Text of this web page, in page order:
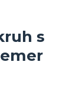
s